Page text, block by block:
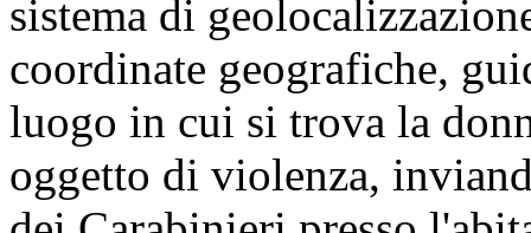
sistema di
coordinate geografiche,
luogo in cui si trova la
oggetto di violenza,